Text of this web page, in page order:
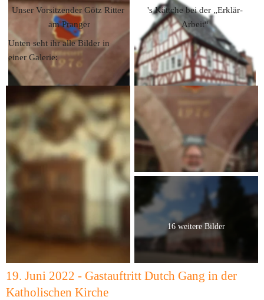
Unser Vorsitzender Götz Ritter
am Pranger
's Kättche bei der „Erklär-
Arbeit“
Unten seht ihr alle Bilder in
einer Galerie:
16 weitere Bilder
19. Juni 2022 - Gastauftritt Dutch Gang in der
Katholischen Kirche